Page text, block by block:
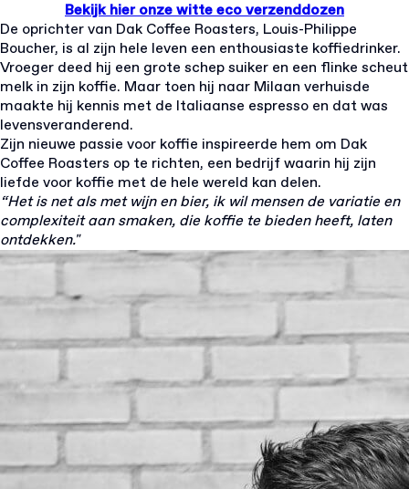
Bekijk hier onze witte eco verzenddozen
De oprichter van Dak Coffee Roasters, Louis-Philippe
Boucher, is al zijn hele leven een enthousiaste koffiedrinker.
Vroeger deed hij een grote schep suiker en een flinke scheut
melk in zijn koffie. Maar toen hij naar Milaan verhuisde
maakte hij kennis met de Italiaanse espresso en dat was
levensveranderend.
Zijn nieuwe passie voor koffie inspireerde hem om Dak
Coffee Roasters op te richten, een bedrijf waarin hij zijn
liefde voor koffie met de hele wereld kan delen.
“Het is net als met wijn en bier, ik wil mensen de variatie en
complexiteit aan smaken, die koffie te bieden heeft, laten
ontdekken."